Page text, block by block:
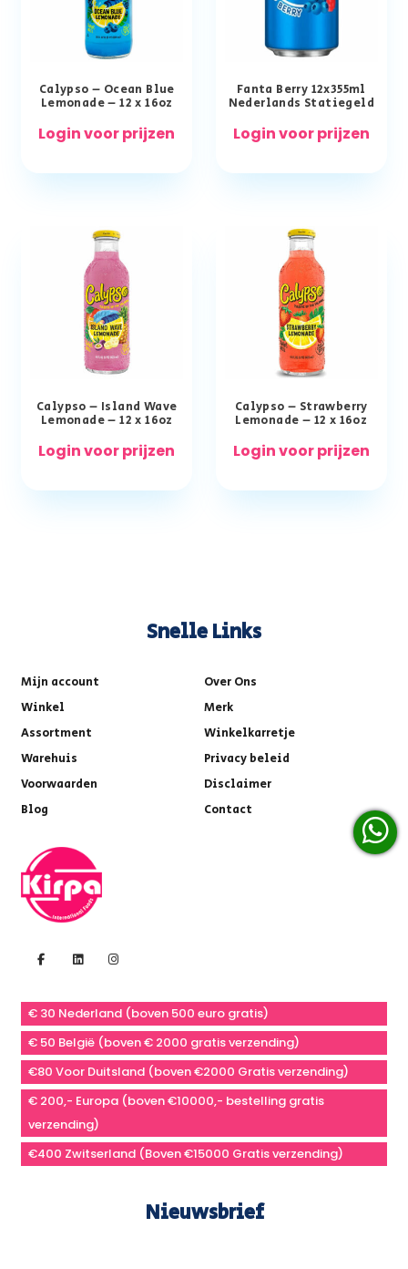
Calypso – Ocean Blue
Lemonade – 12 x 16oz
Login voor prijzen
Fanta Berry 12x355ml
Nederlands Statiegeld
Login voor prijzen
Calypso – Island Wave
Lemonade – 12 x 16oz
Login voor prijzen
Calypso – Strawberry
Lemonade – 12 x 16oz
Login voor prijzen
Snelle Links
Mijn account
Over Ons
Winkel
Merk
Assortment
Winkelkarretje
Warehuis
Privacy beleid
Voorwaarden
Disclaimer
Blog
Contact
€ 30 Nederland (boven 500 euro gratis)
€ 50 België (boven € 2000 gratis verzending)
€80 Voor Duitsland (boven €2000 Gratis verzending)
€ 200,- Europa (boven €10000,- bestelling gratis
verzending)
€400 Zwitserland (Boven €15000 Gratis verzending)
Nieuwsbrief